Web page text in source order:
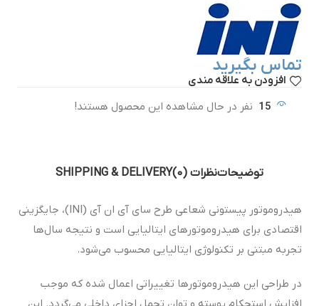
تماس بگیرید
افزودن به علاقه مندی
15 نفر در حال مشاهده این محصول هستند!
توضیحاتنظرات (0) SHIPPING & DELIVERY
هیدروموتور پیستونی شعاعی طرح سای آی ان آی (INI)، جایگزینی
اقتصادی برای هیدروموتورهای ایتالیایی است و نتیجه سال‌ها
تجربه مبتنی بر تکنولوژی ایتالیایی محسوب می‌شود.
در طراحی این هیدروموتورها تغییراتی اعمال شده که موجب